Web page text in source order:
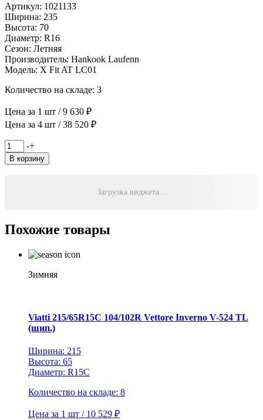
Артикул: 1021133
Ширина: 235
Высота: 70
Диаметр: R16
Сезон: Летняя
Производитель: Hankook Laufenn
Модель: X Fit AT LC01
Количество на складе: 3
Цена за 1 шт / 9 630 ₽
Цена за 4 шт / 38 520 ₽
Количество
товара
Hankook
AT
-+
В корзину
Загрузка виджета...
Похожие товары
Зимняя
Viatti 215/65R15C 104/102R Vettore Inverno V-524 TL
(шип.)
Ширина: 215
Высота: 65
Диаметр: R15C
Количество на складе: 8
Цена за 1 шт / 10 529 ₽